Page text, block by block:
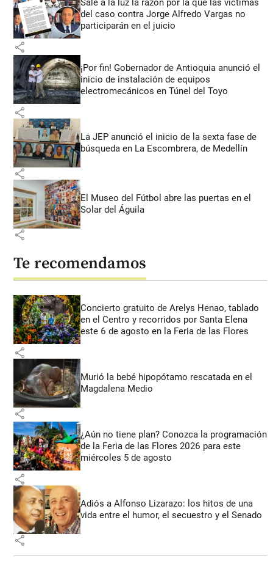
Sale a la luz la razón por la que las víctimas
del caso contra Jorge Alfredo Vargas no
participarán en el juicio
share
¡Por fin! Gobernador de Antioquia anunció el
inicio de instalación de equipos
electromecánicos en Túnel del Toyo
share
La JEP anunció el inicio de la sexta fase de
búsqueda en La Escombrera, de Medellín
share
El Museo del Fútbol abre las puertas en el
Solar del Águila
share
Te recomendamos
Concierto gratuito de Arelys Henao, tablado
en el Centro y recorridos por Santa Elena
este 6 de agosto en la Feria de las Flores
share
Murió la bebé hipopótamo rescatada en el
Magdalena Medio
share
¿Aún no tiene plan? Conozca la programación
de la Feria de las Flores 2026 para este
miércoles 5 de agosto
share
Adiós a Alfonso Lizarazo: los hitos de una
vida entre el humor, el secuestro y el Senado
share